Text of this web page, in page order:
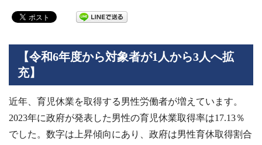
【令和6年度から対象者が1人から3人へ拡
充】
近年、育児休業を取得する男性労働者が増えています。
2023年に政府が発表した男性の育児休業取得率は17.13％
でした。数字は上昇傾向にあり、政府は男性育休取得割合